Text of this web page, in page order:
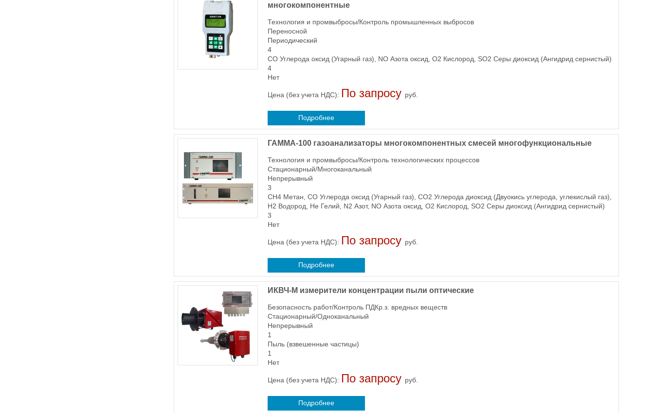
многокомпонентные
Технология и промвыбросы/Контроль промышленных выбросов
Переносной
Периодический
4
CO Углерода оксид (Угарный газ), NO Азота оксид, O2 Кислород, SO2 Серы диоксид (Ангидрид сернистый)
4
Нет
Цена (без учета НДС): По запросу руб.
Подробнее
ГАММА-100 газоанализаторы многокомпонентных смесей многофункциональные
Технология и промвыбросы/Контроль технологических процессов
Стационарный/Многоканальный
Непрерывный
3
CH4 Метан, CO Углерода оксид (Угарный газ), CO2 Углерода диоксид (Двуокись углерода, углекислый газ),
H2 Водород, He Гелий, N2 Азот, NO Азота оксид, O2 Кислород, SO2 Серы диоксид (Ангидрид сернистый)
3
Нет
Цена (без учета НДС): По запросу руб.
Подробнее
ИКВЧ-М измерители концентрации пыли оптические
Безопасность работ/Контроль ПДКр.з. вредных веществ
Стационарный/Одноканальный
Непрерывный
1
Пыль (взвешенные частицы)
1
Нет
Цена (без учета НДС): По запросу руб.
Подробнее